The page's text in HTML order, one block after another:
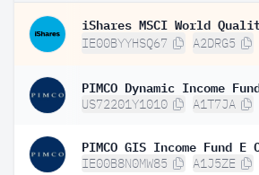
IE00BYYHSQ67 A2DRG5
PIMCO Dynamic Income
US72201Y1010 A1T7JA
IE00B8N0MW85 A1J5ZE